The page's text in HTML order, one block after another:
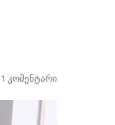
1 კომენტარი